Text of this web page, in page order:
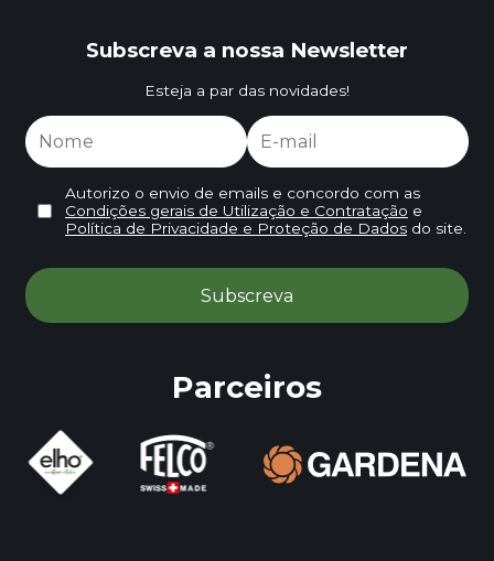
Subscreva a nossa Newsletter
Esteja a par das novidades!
Autorizo o envio de emails e concordo com as
Condições gerais de Utilização e Contratação e
Política de Privacidade e Proteção de Dadosdo site.
Parceiros